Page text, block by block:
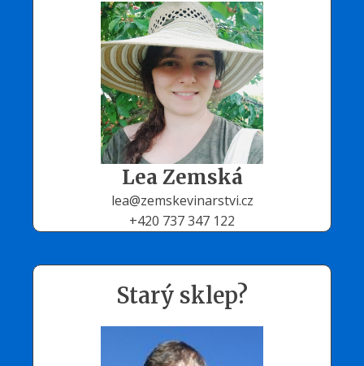
Lea Zemská
lea@zemskevinarstvi.cz
+420 737 347 122
Starý sklep?